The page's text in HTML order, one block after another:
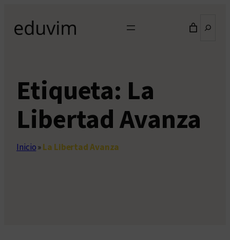
contenido
Etiqueta: La
Libertad Avanza
Inicio»La Libertad Avanza